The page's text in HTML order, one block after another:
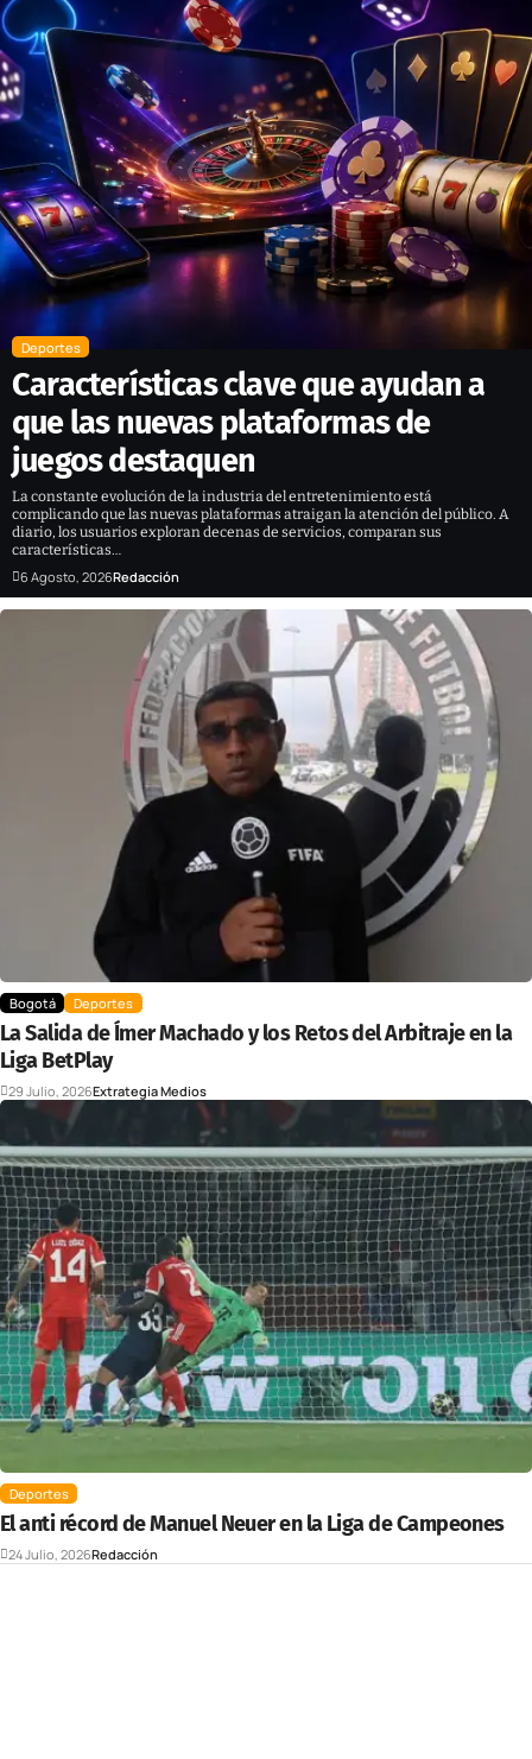
Deportes
Características clave que ayudan a
que las nuevas plataformas de
juegos destaquen
La constante evolución de la industria del entretenimiento está
complicando que las nuevas plataformas atraigan la atención del público. A
diario, los usuarios exploran decenas de servicios, comparan sus
características…
6 Agosto, 2026Redacción
Bogotá Deportes
La Salida de Ímer Machado y los Retos del Arbitraje en la
Liga BetPlay
29 Julio, 2026Extrategia Medios
Deportes
El anti récord de Manuel Neuer en la Liga de Campeones
24 Julio, 2026Redacción